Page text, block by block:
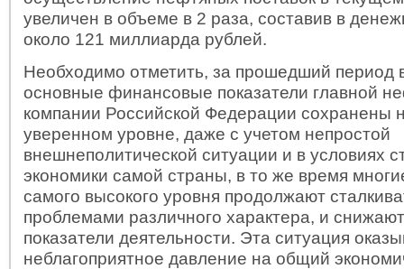
увеличен в объеме в 2 раза, составив в
около 121 миллиарда рублей.
Необходимо отметить, за прошедший период
основные финансовые показатели главной
компании Российской Федерации сохранены
уверенном уровне, даже с учетом непростой
внешнеполитической ситуации и в условиях
экономики самой страны, в то же время
самого высокого уровня продолжают
проблемами различного характера, и
показатели деятельности. Эта ситуация
неблагоприятное давление на общий